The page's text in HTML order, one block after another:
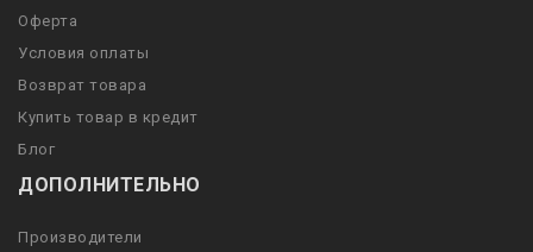
Оферта
Условия оплаты
Возврат товара
Купить товар в кредит
Блог
ДОПОЛНИТЕЛЬНО
Производители